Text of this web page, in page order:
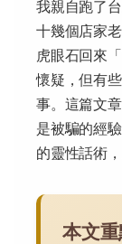
我親自跑了
十幾個店家
虎眼石回來
懷疑，但有
事。這篇文
是被騙的經
的靈性話術
本文